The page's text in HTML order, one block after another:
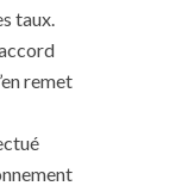
taux.
remet